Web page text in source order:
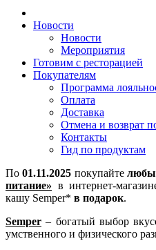
Новости
Новости
Мероприятия
Готовим с ресторацией
Покупателям
Программа
Оплата
Доставка
Отмена и возврат
Контакты
Гид по продуктам
По01.11.2025 покупайте
питание» в интернет-
кашу Semper* в подарок.
Semper – богатый выбор
умственного и физического